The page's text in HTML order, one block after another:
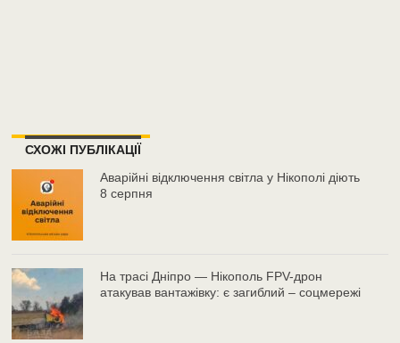
СХОЖІ ПУБЛІКАЦІЇ
Аварійні відключення світла у Нікополі діють
8 серпня
На трасі Дніпро — Нікополь FPV-дрон
атакував вантажівку: є загиблий – соцмережі